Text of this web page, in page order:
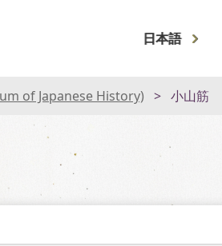
日本語
of Japanese History) 小山筋